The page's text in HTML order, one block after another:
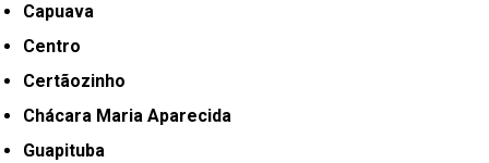
Capuava
Centro
Certãozinho
Chácara Maria Aparecida
Guapituba